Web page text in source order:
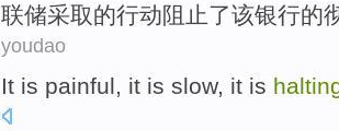
联储采取的行动阻止了该银行的
youdao
It is painful, it is slow, it is